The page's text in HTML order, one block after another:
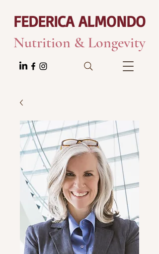
FEDERICA ALMONDO
Nutrition & Longevity